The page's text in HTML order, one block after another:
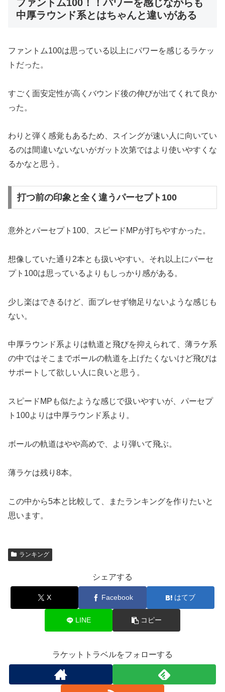
ファントム100！！パワーを感じながらも
中厚ラウンド系とはちゃんと違いがある
ファントム100は思っている以上にパワーを感じるラケッ
トだった。
すごく面安定性が高くバウンド後の伸びが出てくれて良か
った。
わりと弾く感覚もあるため、スイングが速い人に向いてい
るのは間違いないないがガット次第ではより使いやすくな
るかなと思う。
打つ前の印象と全く違うパーセプト100
意外とパーセプト100、スピードMPが打ちやすかった。
想像していた通り2本とも扱いやすい。それ以上にパーセ
プト100は思っているよりもしっかり感がある。
少し楽はできるけど、面ブレせず物足りないような感じも
ない。
中厚ラウンド系よりは軌道と飛びを抑えられて、薄ラケ系
の中ではそこまでボールの軌道を上げたくないけど飛びは
サポートして欲しい人に良いと思う。
スピードMPも似たような感じで扱いやすいが、パーセプ
ト100よりは中厚ラウンド系より。
ボールの軌道はやや高めで、より弾いて飛ぶ。
薄ラケは残り8本。
この中から5本と比較して、またランキングを作りたいと
思います。
ランキング
シェアする
X Facebook はてブ
LINE コピー
ラケットトラベルをフォローする